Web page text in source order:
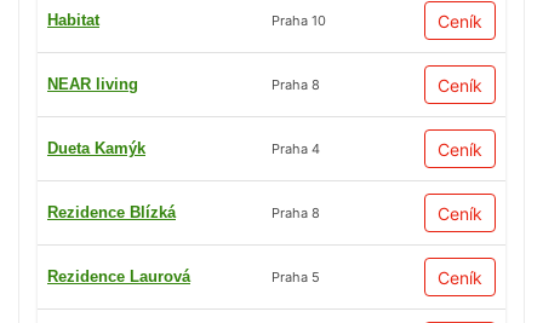
Habitat Praha 10 Ceník
NEAR living Praha 8 Ceník
Dueta Kamýk Praha 4 Ceník
Rezidence Blízká Praha 8 Ceník
Rezidence Laurová Praha 5 Ceník